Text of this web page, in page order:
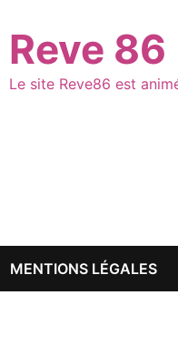
Reve 86
Le site Reve86 est
MENTIONS LÉGALES